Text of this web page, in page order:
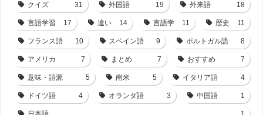
クイズ 31 外国語 19 外来語 18
言語学習 17 違い 14 言語学 11 歴史 11
フランス語 10 スペイン語 9 ポルトガル語 8
アメリカ 7 まとめ 7 おすすめ 7
意味・語源 5 南米 5 イタリア語 4
ドイツ語 4 オランダ語 3 中国語 1